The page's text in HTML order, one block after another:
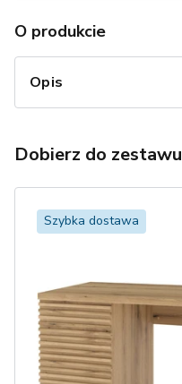
O produkcie
Opis
Dobierz do zestawu
Szybka dostawa